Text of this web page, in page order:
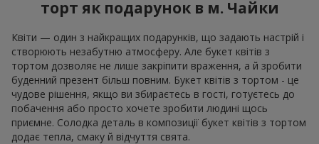
торт як подарунок в м. Чайки
Квіти — один з найкращих подарунків, що задають настрій і
створюють незабутню атмосферу. Але букет квітів з
тортом дозволяє не лише закріпити враження, а й зробити
буденний презент більш повним. Букет квітів з тортом - це
чудове рішення, якщо ви збираєтесь в гості, готуєтесь до
побачення або просто хочете зробити людині щось
приємне. Солодка деталь в композиції букет квітів з тортом
додає тепла, смаку й відчуття свята.